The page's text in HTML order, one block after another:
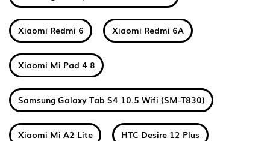
Xiaomi Redmi 6 Xiaomi Redmi 6A
Xiaomi Mi Pad 4 8
Samsung Galaxy Tab S4 10.5 Wifi (SM-T830)
Xiaomi Mi A2 Lite HTC Desire 12 Plus